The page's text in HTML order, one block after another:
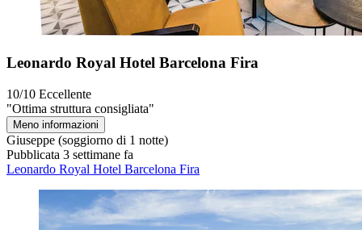
Leonardo Royal Hotel Barcelona Fira
10/10 Eccellente
"Ottima struttura consigliata"
Meno informazioni
Giuseppe (soggiorno di 1 notte)
Pubblicata 3 settimane fa
Leonardo Royal Hotel Barcelona Fira